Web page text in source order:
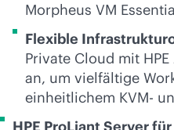
Morpheus VM
Flexible
Private Cloud mit
an, um vielfältige
einheitlichem KVM-